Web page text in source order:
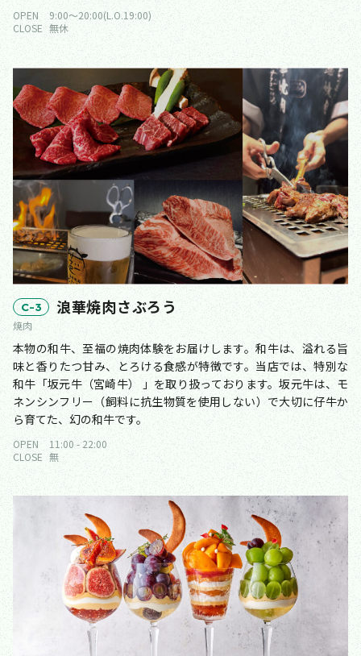
OPEN
9:00〜20:00(L.O.19:00)
CLOSE 無休
C-3 浪華焼肉さぶろう
焼肉
本物の和牛、至福の焼肉体験をお届けします。和牛は、溢れる旨
味と香りたつ甘み、とろける食感が特徴です。当店では、特別な
和牛「坂元牛（宮崎牛） 」を取り扱っております。坂元牛は、モ
ネンシンフリー（飼料に抗生物質を使用しない）で大切に仔牛か
ら育てた、幻の和牛です。
OPEN
11:00 - 22:00
CLOSE 無